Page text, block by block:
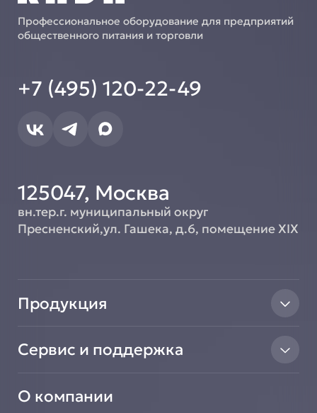
Профессиональное оборудование для предприятий
общественного питания и торговли
+7 (495) 120-22-49
125047, Москва
вн.тер.г. муниципальный округ
Пресненский,ул. Гашека, д.6, помещение XIX
Продукция
Линии раздачи
Вентиляционное оборудование
Транспортировочные решения
Сервис и поддержка
Сообщить о неисправности оборудования
О компании